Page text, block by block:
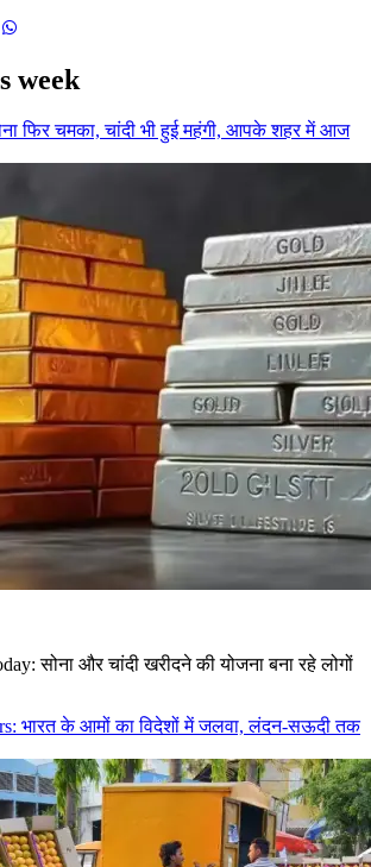
week
फिर चमका, चांदी भी हुई महंगी, आपके शहर में आज
सोना और चांदी खरीदने की योजना बना रहे लोगों
भारत के आमों का विदेशों में जलवा, लंदन-सऊदी तक